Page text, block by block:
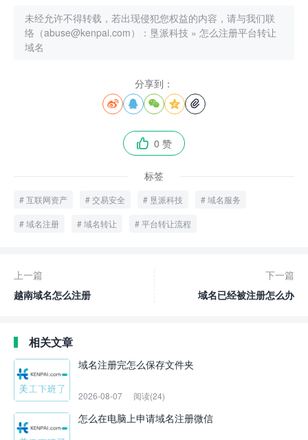
未经允许不得转载，若出现侵犯您权益的内容，请与我们联
络（abuse@kenpai.com）： 垦派科技 » 怎么注册平台转让
域名
分享到：
    
 0 赞
标签
互联网资产 交易安全 垦派科技 域名服务
域名注册 域名转让 平台转让流程
上一篇
越南域名怎么注册
下一篇
域名已经被注册怎么办
相关文章
域名注册完怎么保存文件夹
2026-08-07 阅读(24)
怎么在电脑上申请域名注册微信